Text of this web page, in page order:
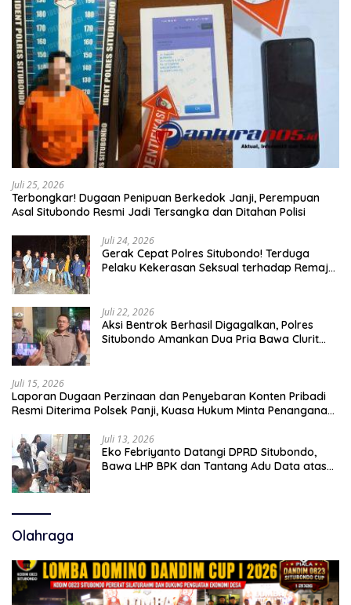
Juli 25, 2026
Terbongkar! Dugaan Penipuan Berkedok Janji, Perempuan
Asal Situbondo Resmi Jadi Tersangka dan Ditahan Polisi
Juli 24, 2026
Gerak Cepat Polres Situbondo! Terduga
Pelaku Kekerasan Seksual terhadap Remaja
Juli 22, 2026
Aksi Bentrok Berhasil Digagalkan, Polres
Situbondo Amankan Dua Pria Bawa Clurit
Juli 15, 2026
Laporan Dugaan Perzinaan dan Penyebaran Konten Pribadi
Resmi Diterima Polsek Panji, Kuasa Hukum Minta Penanganan
Juli 13, 2026
Eko Febriyanto Datangi DPRD Situbondo,
Bawa LHP BPK dan Tantang Adu Data atas
Olahraga